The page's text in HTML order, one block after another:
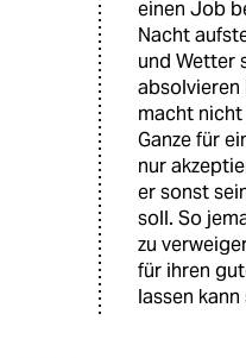
einen Job
Nacht
und Wetter
macht nicht
Ganze für
nur
er sonst
soll. So
zu
für ihren
lassen